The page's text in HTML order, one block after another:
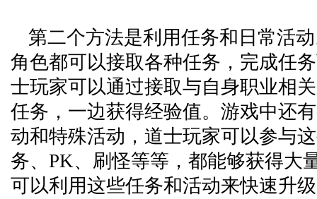
第二个方法是利用任务和日常活
角色都可以接取各种任务，完成任
士玩家可以通过接取与自身职业相
任务，一边获得经验值。游戏中还
动和特殊活动，道士玩家可以参与
务、PK、刷怪等等，都能够获得大
可以利用这些任务和活动来快速升